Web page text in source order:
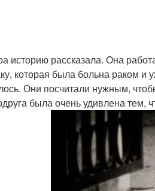
историю рассказала. Она
которая была больна раком и
Они посчитали нужным,
была очень удивлена тем,